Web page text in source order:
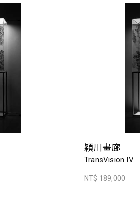
穎川畫廊
TransVision IV
NT$ 189,000